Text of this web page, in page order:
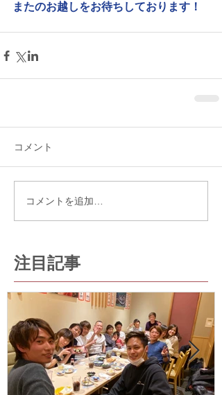
またのお越しをお待ちしております！
コメント
コメントを追加…
注目記事